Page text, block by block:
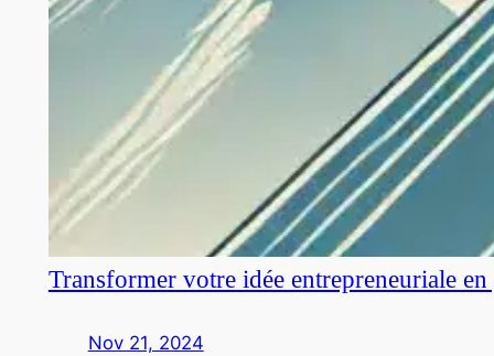
Transformer votre idée entrepreneuriale
Nov 21, 2024